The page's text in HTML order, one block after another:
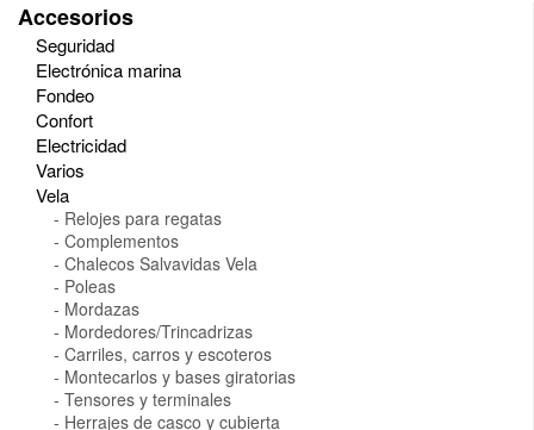
Accesorios
Seguridad
Electrónica marina
Fondeo
Confort
Electricidad
Varios
Vela
Relojes para regatas
Complementos
Chalecos Salvavidas Vela
Poleas
Mordazas
Mordedores/Trincadrizas
Carriles, carros y escoteros
Montecarlos y bases giratorias
Tensores y terminales
Herrajes de casco y cubierta